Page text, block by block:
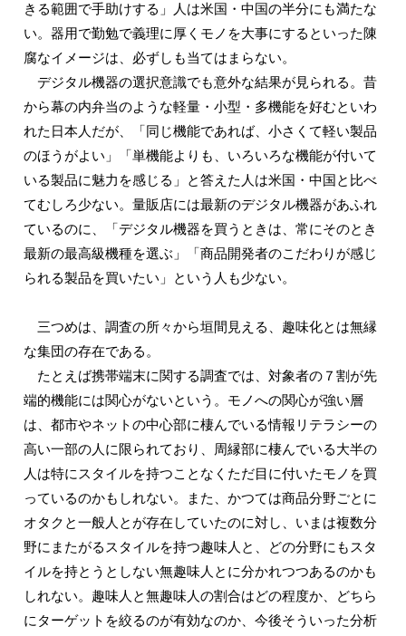
きる範囲で手助けする」人は米国・中国の半分にも満たな
い。器用で勤勉で義理に厚くモノを大事にするといった陳
腐なイメージは、必ずしも当てはまらない。
デジタル機器の選択意識でも意外な結果が見られる。昔
から幕の内弁当のような軽量・小型・多機能を好むといわ
れた日本人だが、「同じ機能であれば、小さくて軽い製品
のほうがよい」「単機能よりも、いろいろな機能が付いて
いる製品に魅力を感じる」と答えた人は米国・中国と比べ
てむしろ少ない。量販店には最新のデジタル機器があふれ
ているのに、「デジタル機器を買うときは、常にそのとき
最新の最高級機種を選ぶ」「商品開発者のこだわりが感じ
られる製品を買いたい」という人も少ない。
三つめは、調査の所々から垣間見える、趣味化とは無縁
な集団の存在である。
たとえば携帯端末に関する調査では、対象者の７割が先
端的機能には関心がないという。モノへの関心が強い層
は、都市やネットの中心部に棲んでいる情報リテラシーの
高い一部の人に限られており、周縁部に棲んでいる大半の
人は特にスタイルを持つことなくただ目に付いたモノを買
っているのかもしれない。また、かつては商品分野ごとに
オタクと一般人とが存在していたのに対し、いまは複数分
野にまたがるスタイルを持つ趣味人と、どの分野にもスタ
イルを持とうとしない無趣味人とに分かれつつあるのかも
しれない。趣味人と無趣味人の割合はどの程度か、どちら
にターゲットを絞るのが有効なのか、今後そういった分析